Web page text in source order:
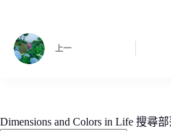
上一
Dimensions and Colors in Life 搜尋